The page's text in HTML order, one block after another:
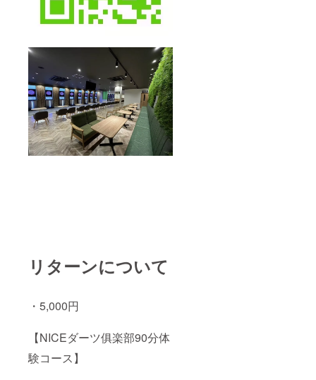
リターンについて
・5,000円
【NICEダーツ俱楽部90分体
験コース】